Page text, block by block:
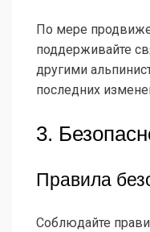
По мере
поддерживайте
другими
последних
3.
Правила
Соблюдайте